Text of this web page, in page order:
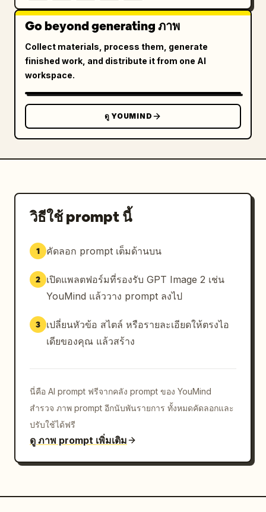
[คำแนะนำด้านสี]
- สีหลัก: เลือกตามธีม (เทคโนโลยี = สีฟ้า, การเรียนรู้
- สีรอง: ใช้เพียง 1–2 สีก็เพียงพอ
- หลีกเลี่ยงสีที่มีความอิ่มตัวสูงหรือสีที่ฉูดฉาดเกินไป
[ข้อกำหนดด้านสไตล์]
- เว้นพื้นที่ว่างให้เพียงพอ ให้ความรู้สึก "โปร่งสบาย"
- ไอคอนที่เป็นเอกภาพ (แบบเส้นหรือแบบแบน)
- ให้ความสำคัญกับการอ่านง่ายเป็นอันดับแรก
- สามารถใส่: บล็อกเปรียบเทียบ / ลูกศรแสดง
กระบวนการ / แผนภาพโครงสร้าง
- สามารถเพิ่มโมดูล "สรุปใจความสำคัญ" เพื่อเป็นบทสรุป
Go beyond generating ภาพ
Collect materials, process them, generate
finished work, and distribute it from one AI
workspace.
ดู YOUMIND
วิธีใช้ prompt นี้
1 คัดลอก prompt เต็มด้านบน
2
เปิดแพลตฟอร์มที่รองรับ GPT Image 2 เช่น
YouMind แล้ววาง prompt ลงไป
3
เปลี่ยนหัวข้อ สไตล์ หรือรายละเอียดให้ตรงไอ
เดียของคุณ แล้วสร้าง
นี่คือ AI prompt ฟรีจากคลัง prompt ของ YouMind
สำรวจ ภาพ prompt อีกนับพันรายการ ทั้งหมดคัดลอกและ
ปรับใช้ได้ฟรี
ดู ภาพ prompt เพิ่มเติม